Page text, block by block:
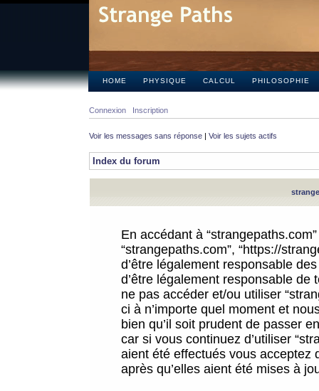
HOME PHYSIQUE CALCUL PHILOSOPHIE
Connexion Inscription
Voir les messages sans réponse | Voir les sujets actifs
Index du forum
En accédant à
“strangepaths.com”, “https://
d’être légalement responsable
d’être légalement responsable
ne pas accéder et/ou utiliser
ci à n’importe quel moment et
bien qu’il soit prudent de passer
car si vous continuez d’utiliser
aient été effectués vous acceptez
après qu’elles aient été mises à